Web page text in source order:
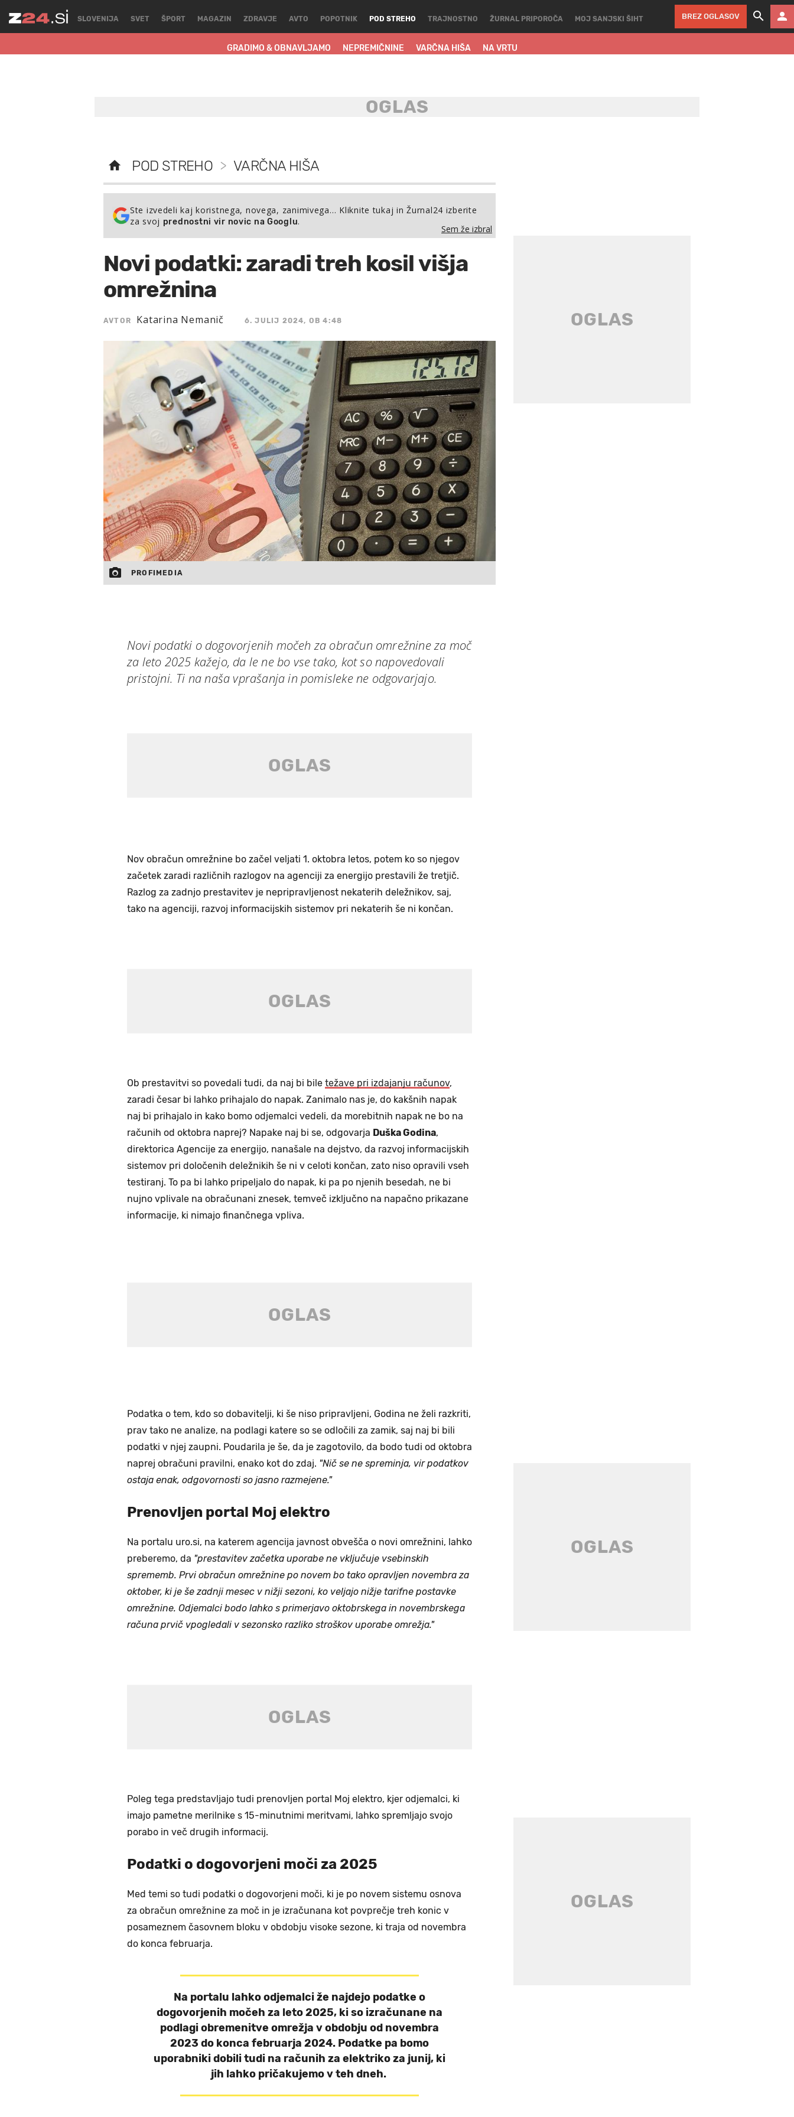
SLOVENIJA SVET ŠPORT MAGAZIN ZDRAVJE AVTO POPOTNIK POD STREHO
GRADIMO & OBNAVLJAMO NEPREMIČNINE VARČNA HIŠA NA VRTU
TRAJNOSTNO ŽURNAL PRIPOROČA MOJ SANJSKI ŠIHT BREZ OGLASOV
POD STREHO > VARČNA HIŠA
Ste izvedeli kaj koristnega, novega, zanimivega… Kliknite tukaj in Žurnal24 izberite
za svoj prednostni vir novic na Googlu.
Sem že izbral
Novi podatki: zaradi treh kosil višja
omrežnina
AVTOR Katarina Nemanič 6. JULIJ 2024, OB 4:48
PROFIMEDIA
Novi podatki o dogovorjenih močeh za obračun omrežnine za moč
za leto 2025 kažejo, da le ne bo vse tako, kot so napovedovali
pristojni. Ti na naša vprašanja in pomisleke ne odgovarjajo.
Nov obračun omrežnine bo začel veljati 1. oktobra letos, potem ko so njegov
začetek zaradi različnih razlogov na agenciji za energijo prestavili že tretjič.
Razlog za zadnjo prestavitev je nepripravljenost nekaterih deležnikov, saj,
tako na agenciji, razvoj informacijskih sistemov pri nekaterih še ni končan.
Ob prestavitvi so povedali tudi, da naj bi bile težave pri izdajanju računov,
zaradi česar bi lahko prihajalo do napak. Zanimalo nas je, do kakšnih napak
naj bi prihajalo in kako bomo odjemalci vedeli, da morebitnih napak ne bo na
računih od oktobra naprej? Napake naj bi se, odgovarja Duška Godina,
direktorica Agencije za energijo, nanašale na dejstvo, da razvoj informacijskih
sistemov pri določenih deležnikih še ni v celoti končan, zato niso opravili vseh
testiranj. To pa bi lahko pripeljalo do napak, ki pa po njenih besedah, ne bi
nujno vplivale na obračunani znesek, temveč izključno na napačno prikazane
informacije, ki nimajo finančnega vpliva.
Podatka o tem, kdo so dobavitelji, ki še niso pripravljeni, Godina ne želi razkriti,
prav tako ne analize, na podlagi katere so se odločili za zamik, saj naj bi bili
podatki v njej zaupni. Poudarila je še, da je zagotovilo, da bodo tudi od oktobra
naprej obračuni pravilni, enako kot do zdaj. "Nič se ne spreminja, vir podatkov
ostaja enak, odgovornosti so jasno razmejene."
Prenovljen portal Moj elektro
Na portalu uro.si, na katerem agencija javnost obvešča o novi omrežnini, lahko
preberemo, da "prestavitev začetka uporabe ne vključuje vsebinskih
sprememb. Prvi obračun omrežnine po novem bo tako opravljen novembra za
oktober, ki je še zadnji mesec v nižji sezoni, ko veljajo nižje tarifne postavke
omrežnine. Odjemalci bodo lahko s primerjavo oktobrskega in novembrskega
računa prvič vpogledali v sezonsko razliko stroškov uporabe omrežja."
Poleg tega predstavljajo tudi prenovljen portal Moj elektro, kjer odjemalci, ki
imajo pametne merilnike s 15-minutnimi meritvami, lahko spremljajo svojo
porabo in več drugih informacij.
Podatki o dogovorjeni moči za 2025
Med temi so tudi podatki o dogovorjeni moči, ki je po novem sistemu osnova
za obračun omrežnine za moč in je izračunana kot povprečje treh konic v
posameznem časovnem bloku v obdobju visoke sezone, ki traja od novembra
do konca februarja.
Na portalu lahko odjemalci že najdejo podatke o
dogovorjenih močeh za leto 2025, ki so izračunane na
podlagi obremenitve omrežja v obdobju od novembra
2023 do konca februarja 2024. Podatke pa bomo
uporabniki dobili tudi na računih za elektriko za junij, ki
jih lahko pričakujemo v teh dneh.